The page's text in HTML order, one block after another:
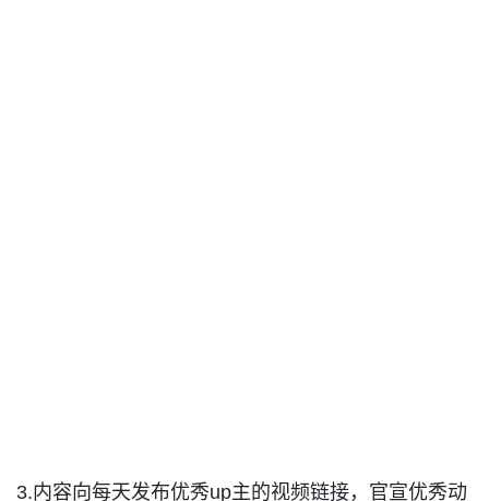
3.内容向每天发布优秀up主的视频链接，官宣优秀动